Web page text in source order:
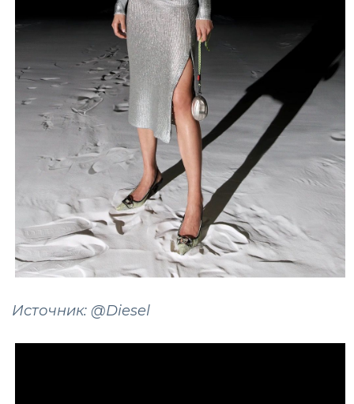
Источник: @Diesel